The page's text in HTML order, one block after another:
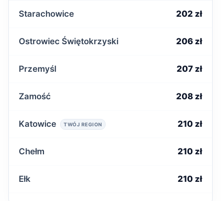
Starachowice 202 zł
Ostrowiec Świętokrzyski 206 zł
Przemyśl 207 zł
Zamość 208 zł
Katowice TWÓJ REGION 210 zł
Chełm 210 zł
Ełk 210 zł